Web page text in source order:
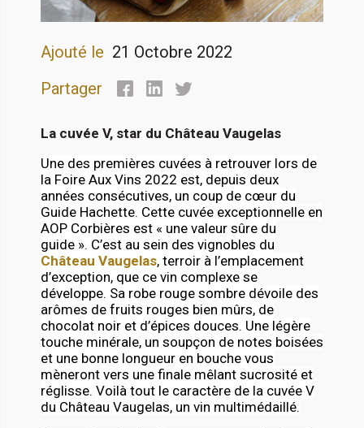
Ajouté le 21 Octobre 2022
Partager
La cuvée V, star du Château Vaugelas
Une des premières cuvées à retrouver lors de
la Foire Aux Vins 2022 est, depuis deux
années consécutives, un coup de cœur du
Guide Hachette. Cette cuvée exceptionnelle en
AOP Corbières est « une valeur sûre du
guide ». C’est au sein des vignobles du
Château Vaugelas, terroir à l’emplacement
d’exception, que ce vin complexe se
développe. Sa robe rouge sombre dévoile des
arômes de fruits rouges bien mûrs, de
chocolat noir et d’épices douces. Une légère
touche minérale, un soupçon de notes boisées
et une bonne longueur en bouche vous
mèneront vers une finale mêlant sucrosité et
réglisse. Voilà tout le caractère de la cuvée V
du Château Vaugelas, un vin multimédaillé.